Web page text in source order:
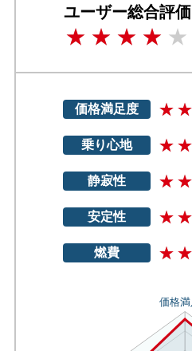
ユーザー総合評価
価格満足度
乗り心地
静寂性
安定性
燃費